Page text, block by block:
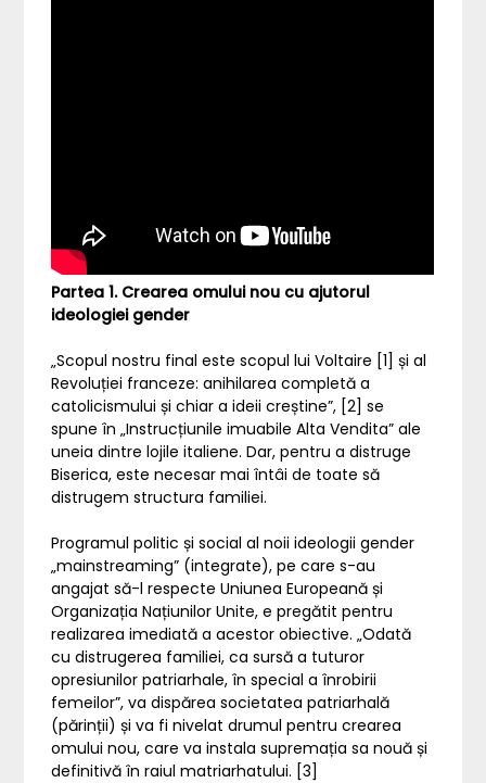
Partea 1. Crearea omului nou cu ajutorul
ideologiei gender
„Scopul nostru final este scopul lui Voltaire [1] și al
Revoluției franceze: anihilarea completă a
catolicismului și chiar a ideii creștine”, [2] se
spune în „Instrucțiunile imuabile Alta Vendita” ale
uneia dintre lojile italiene. Dar, pentru a distruge
Biserica, este necesar mai întâi de toate să
distrugem structura familiei.
Programul politic și social al noii ideologii gender
„mainstreaming” (integrate), pe care s-au
angajat să-l respecte Uniunea Europeană și
Organizația Națiunilor Unite, e pregătit pentru
realizarea imediată a acestor obiective. „Odată
cu distrugerea familiei, ca sursă a tuturor
opresiunilor patriarhale, în special a înrobirii
femeilor”, va dispărea societatea patriarhală
(părinții) și va fi nivelat drumul pentru crearea
omului nou, care va instala supremația sa nouă și
definitivă în raiul matriarhatului. [3]